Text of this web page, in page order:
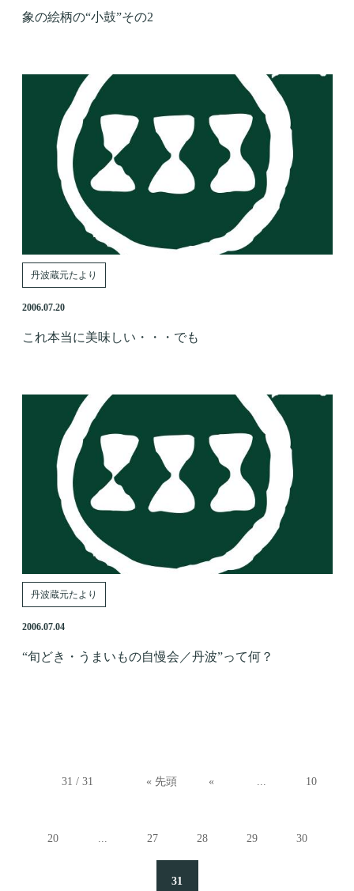
象の絵柄の“小鼓”その2
丹波蔵元たより
2006.07.20
これ本当に美味しい・・・でも
丹波蔵元たより
2006.07.04
“旬どき・うまいもの自慢会／丹波”って何？
31 / 31 « 先頭 « ... 10
20 ... 27 28 29 30
31